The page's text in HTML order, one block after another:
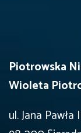
Piotrowska
Wioleta
ul. Jana Pawła